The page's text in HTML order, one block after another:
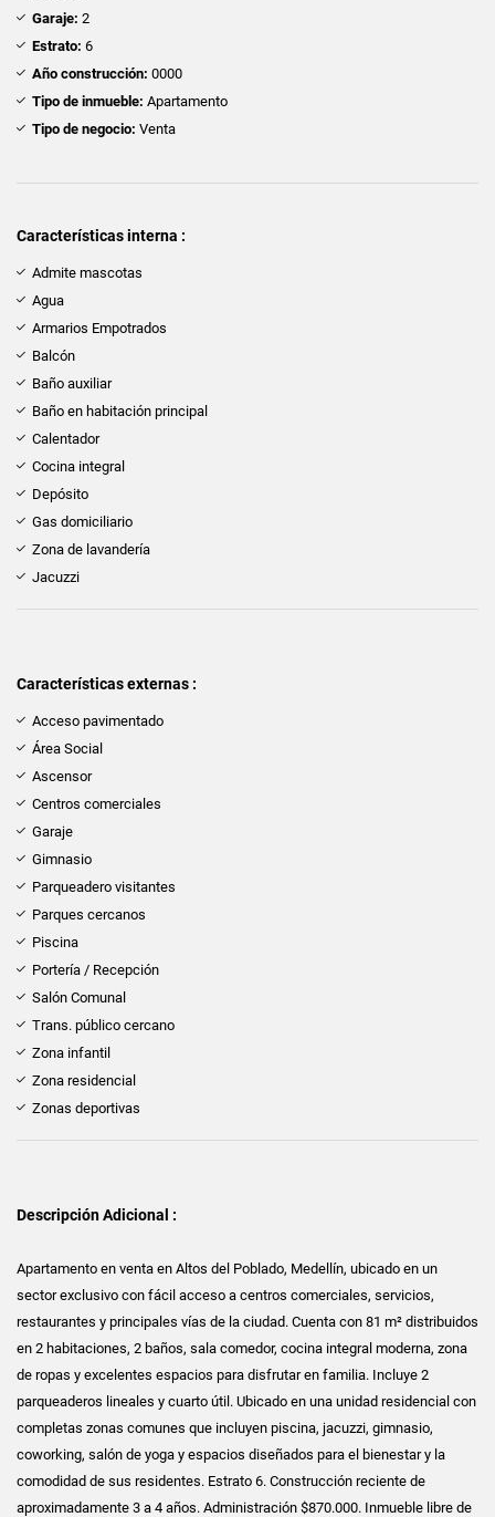
Garaje: 2
Estrato: 6
Año construcción: 0000
Tipo de inmueble: Apartamento
Tipo de negocio: Venta
Características interna :
Admite mascotas
Agua
Armarios Empotrados
Balcón
Baño auxiliar
Baño en habitación principal
Calentador
Cocina integral
Depósito
Gas domiciliario
Zona de lavandería
Jacuzzi
Características externas :
Acceso pavimentado
Área Social
Ascensor
Centros comerciales
Garaje
Gimnasio
Parqueadero visitantes
Parques cercanos
Piscina
Portería / Recepción
Salón Comunal
Trans. público cercano
Zona infantil
Zona residencial
Zonas deportivas
Descripción Adicional :
Apartamento en venta en Altos del Poblado, Medellín, ubicado en un
sector exclusivo con fácil acceso a centros comerciales, servicios,
restaurantes y principales vías de la ciudad. Cuenta con 81 m² distribuidos
en 2 habitaciones, 2 baños, sala comedor, cocina integral moderna, zona
de ropas y excelentes espacios para disfrutar en familia. Incluye 2
parqueaderos lineales y cuarto útil. Ubicado en una unidad residencial con
completas zonas comunes que incluyen piscina, jacuzzi, gimnasio,
coworking, salón de yoga y espacios diseñados para el bienestar y la
comodidad de sus residentes. Estrato 6. Construcción reciente de
aproximadamente 3 a 4 años. Administración $870.000. Inmueble libre de